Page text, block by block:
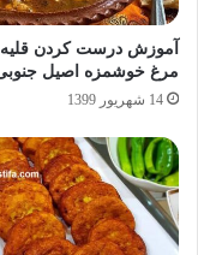
آموزش درست کردن
مرغ خوشمزه اصیل
14 شهریور 1399